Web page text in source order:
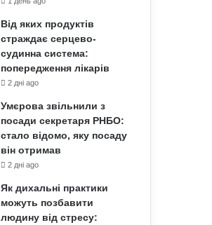
Від яких продуктів
страждає серцево-
судинна система:
попередження лікарів
2 дні ago
Умєрова звільнили з
посади секретаря РНБО:
стало відомо, яку посаду
він отримав
2 дні ago
Як дихальні практики
можуть позбавити
людину від стресу: